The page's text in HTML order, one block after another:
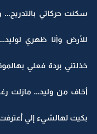
سكنت حركاتي
للأرض وأنا ظهري
خذلتني بردة فعلي
أخاف من وليد... مازلت
بكيت لهالشيء إلي